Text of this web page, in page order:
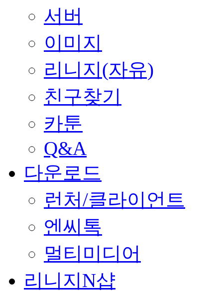
서버
이미지
리니지(자유)
친구찾기
카툰
Q&A
다운로드
런처/클라이언트
엔씨톡
멀티미디어
리니지N샵